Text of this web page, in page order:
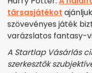
társasjátékot
szövevényes játék
varázslatos fantasy-
A Startlap Vásárlás
szerkesztők